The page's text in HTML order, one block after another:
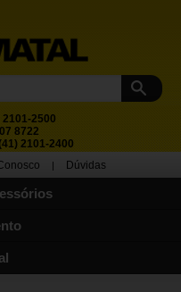
2101-2500
8722
(41) 2101-2400
| Dúvidas